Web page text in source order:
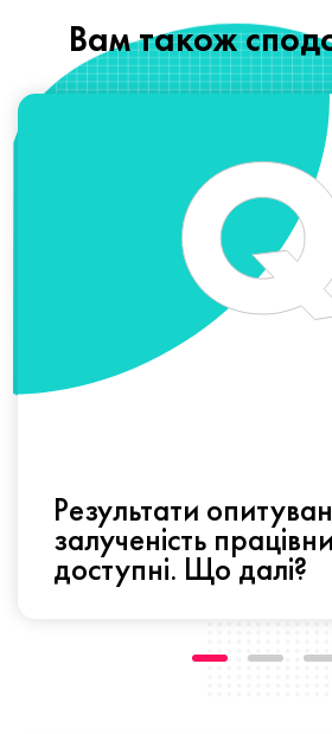
Вам також
Результати
залученість
доступні. Що далі?